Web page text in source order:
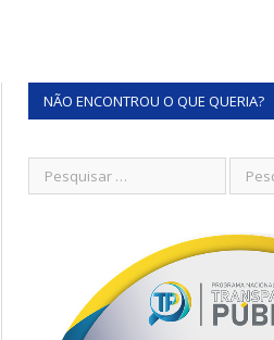
NÃO ENCONTROU O QUE QUERIA?